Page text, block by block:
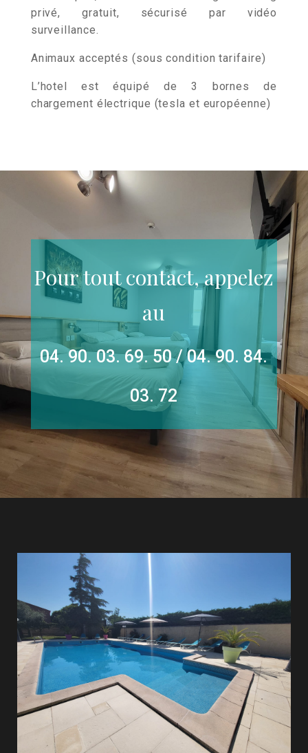
privé, gratuit, sécurisé par vidéo
surveillance.
Animaux acceptés (sous condition tarifaire)
L’hotel est équipé de 3 bornes de
chargement électrique (tesla et européenne)
Pour tout contact, appelez
au
04. 90. 03. 69. 50/04. 90. 84.
03. 72